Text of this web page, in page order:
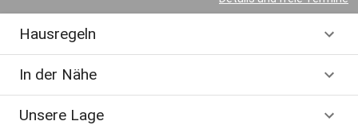
Hausregeln
In der Nähe
Unsere Lage